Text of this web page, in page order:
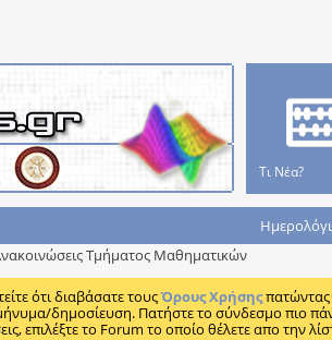
Τι Νέα?
Τμήματος Μαθηματικών
ότι διαβάσατε τουςΌρους Χρήσηςπατώντας
δημοσίευση. Πατήστε το σύνδεσμο πιο
επιλέξτε το Forum το οποίο θέλετε απο την